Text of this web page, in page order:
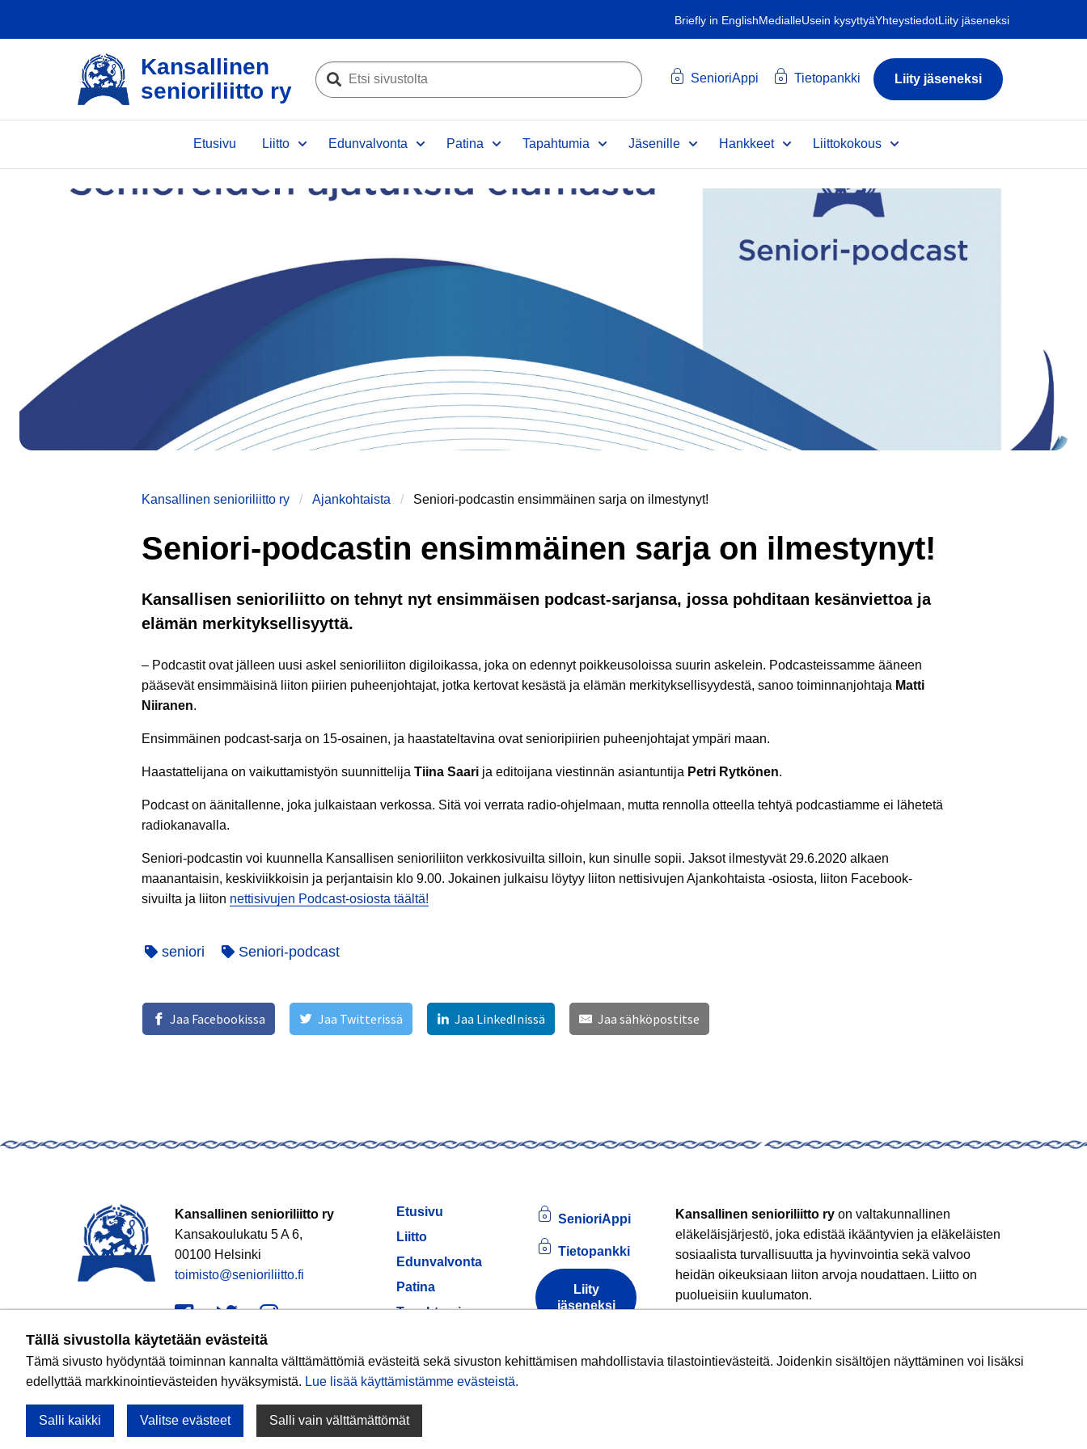
Tällä sivustolla käytetään evästeitä
Tämä sivusto hyödyntää toiminnan kannalta välttämättömiä evästeitä sekä sivuston kehittämisen mahdollistavia tilastointievästeitä. Joidenkin sisältöjen näyttäminen voi lisäksi
edellyttää markkinointievästeiden hyväksymistä. Lue lisää käyttämistämme evästeistä.​​​​​​
Salli kaikki Salli vain välttämättömät
Valitse evästeet
Briefly in EnglishMedialleUsein kysyttyäYhteystiedotLiity jäseneksi
Kansallinen
senioriliitto ry
Etsi
sivustolta
SenioriAppi Tietopankki Liity jäseneksi
Etusivu Liitto Edunvalvonta Patina Tapahtumia Jäsenille Hankkeet Liittokokous
Kansallinen senioriliitto ry Ajankohtaista Seniori-podcastin ensimmäinen sarja on ilmestynyt!
Seniori-podcastin ensimmäinen sarja on ilmestynyt!
Kansallisen senioriliitto on tehnyt nyt ensimmäisen podcast-sarjansa, jossa pohditaan kesänviettoa ja
elämän merkityksellisyyttä.
– Podcastit ovat jälleen uusi askel senioriliiton digiloikassa, joka on edennyt poikkeusoloissa suurin askelein. Podcasteissamme ääneen
pääsevät ensimmäisinä liiton piirien puheenjohtajat, jotka kertovat kesästä ja elämän merkityksellisyydestä, sanoo toiminnanjohtaja Matti
Niiranen.
Ensimmäinen podcast-sarja on 15-osainen, ja haastateltavina ovat senioripiirien puheenjohtajat ympäri maan.
Haastattelijana on vaikuttamistyön suunnittelija Tiina Saari ja editoijana viestinnän asiantuntija Petri Rytkönen.
Podcast on äänitallenne, joka julkaistaan verkossa. Sitä voi verrata radio-ohjelmaan, mutta rennolla otteella tehtyä podcastiamme ei lähetetä
radiokanavalla.
Seniori-podcastin voi kuunnella Kansallisen senioriliiton verkkosivuilta silloin, kun sinulle sopii. Jaksot ilmestyvät 29.6.2020 alkaen
maanantaisin, keskiviikkoisin ja perjantaisin klo 9.00. Jokainen julkaisu löytyy liiton nettisivujen Ajankohtaista -osiosta, liiton Facebook-
sivuilta ja liiton nettisivujen Podcast-osiosta täältä!
seniori Seniori-podcast
Jaa Facebookissa Jaa Twitterissä Jaa LinkedInissä Jaa sähköpostitse
Kansallinen senioriliitto ry
Kansakoulukatu 5 A 6,
00100 Helsinki
toimisto@senioriliitto.fi
Facebook
TwitterInstagram
Etusivu
Liitto
Edunvalvonta
Patina
Tapahtumia
Hankkeet
Liittokokous
SenioriAppi
Tietopankki
Liity
jäseneksi
evästeistä
Kansallinen senioriliitto ry on valtakunnallinen
eläkeläisjärjestö, joka edistää ikääntyvien ja eläkeläisten
sosiaalista turvallisuutta ja hyvinvointia sekä valvoo
heidän oikeuksiaan liiton arvoja noudattaen. Liitto on
puolueisiin kuulumaton.